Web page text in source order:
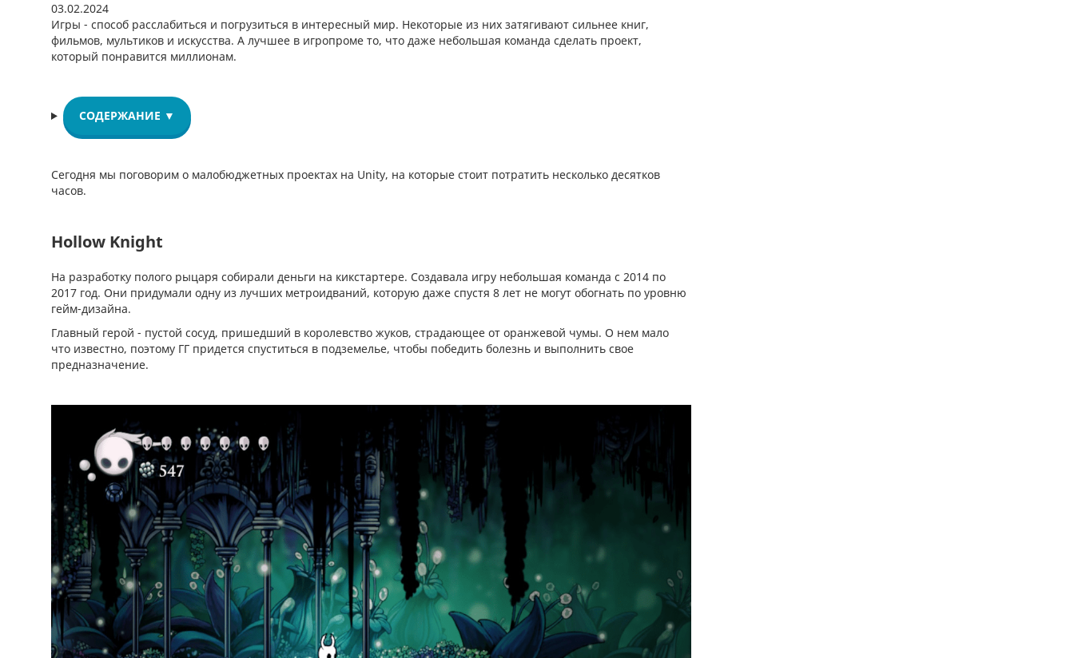
03.02.2024
Игры - способ расслабиться и погрузиться в интересный мир. Некоторые из них затягивают сильнее книг,
фильмов, мультиков и искусства. А лучшее в игропроме то, что даже небольшая команда сделать проект,
который понравится миллионам.
СОДЕРЖАНИЕ ▼
Сегодня мы поговорим о малобюджетных проектах на Unity, на которые стоит потратить несколько десятков
часов.
Hollow Knight
На разработку полого рыцаря собирали деньги на кикстартере. Создавала игру небольшая команда с 2014 по
2017 год. Они придумали одну из лучших метроидваний, которую даже спустя 8 лет не могут обогнать по уровню
гейм-дизайна.
Главный герой - пустой сосуд, пришедший в королевство жуков, страдающее от оранжевой чумы. О нем мало
что известно, поэтому ГГ придется спуститься в подземелье, чтобы победить болезнь и выполнить свое
предназначение.